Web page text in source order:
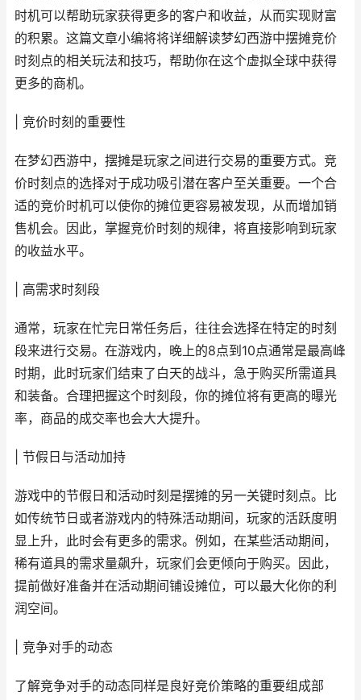
时机可以帮助玩家获得更多的客户和收益，从而实现财富
的积累。这篇文章小编将将详细解读梦幻西游中摆摊竞价
时刻点的相关玩法和技巧，帮助你在这个虚拟全球中获得
更多的商机。
| 竞价时刻的重要性
在梦幻西游中，摆摊是玩家之间进行交易的重要方式。竞
价时刻点的选择对于成功吸引潜在客户至关重要。一个合
适的竞价时机可以使你的摊位更容易被发现，从而增加销
售机会。因此，掌握竞价时刻的规律，将直接影响到玩家
的收益水平。
| 高需求时刻段
通常，玩家在忙完日常任务后，往往会选择在特定的时刻
段来进行交易。在游戏内，晚上的8点到10点通常是最高峰
时期，此时玩家们结束了白天的战斗，急于购买所需道具
和装备。合理把握这个时刻段，你的摊位将有更高的曝光
率，商品的成交率也会大大提升。
| 节假日与活动加持
游戏中的节假日和活动时刻是摆摊的另一关键时刻点。比
如传统节日或者游戏内的特殊活动期间，玩家的活跃度明
显上升，此时会有更多的需求。例如，在某些活动期间，
稀有道具的需求量飙升，玩家们会更倾向于购买。因此，
提前做好准备并在活动期间铺设摊位，可以最大化你的利
润空间。
| 竞争对手的动态
了解竞争对手的动态同样是良好竞价策略的重要组成部